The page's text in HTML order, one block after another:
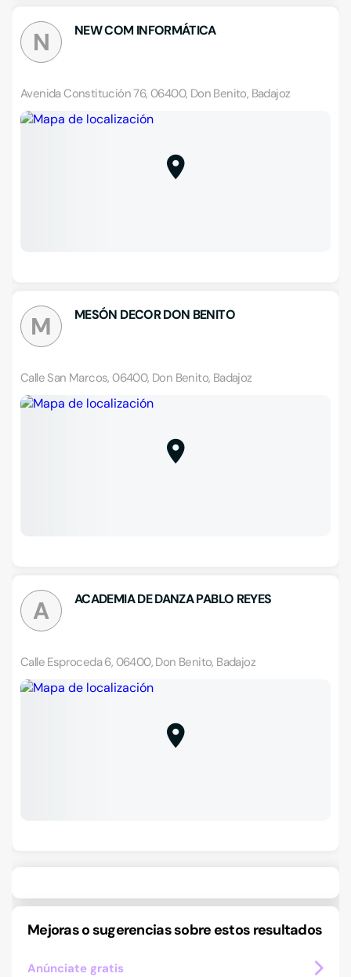
N NEW COM INFORMÁTICA
Avenida Constitución 76, 06400, Don Benito, Badajoz
M MESÓN DECOR DON BENITO
Calle San Marcos, 06400, Don Benito, Badajoz
A ACADEMIA DE DANZA PABLO REYES
Calle Esproceda 6, 06400, Don Benito, Badajoz
Mejoras o sugerencias sobre estos resultados
Anúnciate gratis